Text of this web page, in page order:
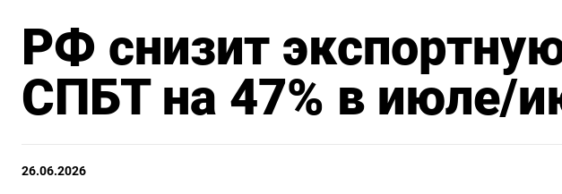
РФ снизит
СПБТ на 47% в июле/
26.06.2026